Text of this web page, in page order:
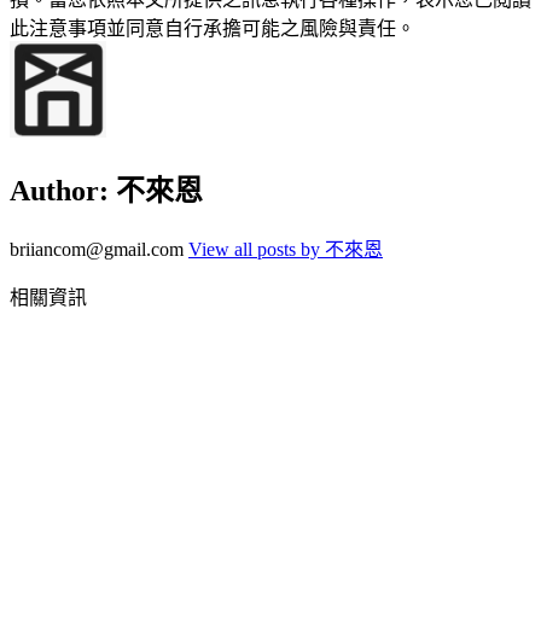
此注意事項並同意自行承擔可能之風險與責任。
Author: 不來恩
briiancom@gmail.com View all posts by 不來恩
相關資訊